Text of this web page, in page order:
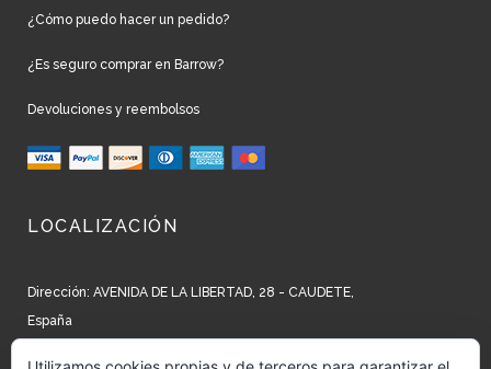
¿Cómo puedo hacer un pedido?
¿Es seguro comprar en Barrow?
Devoluciones y reembolsos
LOCALIZACIÓN
Dirección: AVENIDA DE LA LIBERTAD, 28 - CAUDETE,
España
Teléfono: +34 965 827 250